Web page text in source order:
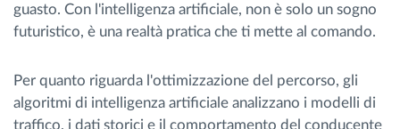
guasto. Con l'intelligenza artificiale, non è solo un sogno
futuristico, è una realtà pratica che ti mette al comando.
Per quanto riguarda l'ottimizzazione del percorso, gli
algoritmi di intelligenza artificiale analizzano i modelli di
traffico, i dati storici e il comportamento del conducente